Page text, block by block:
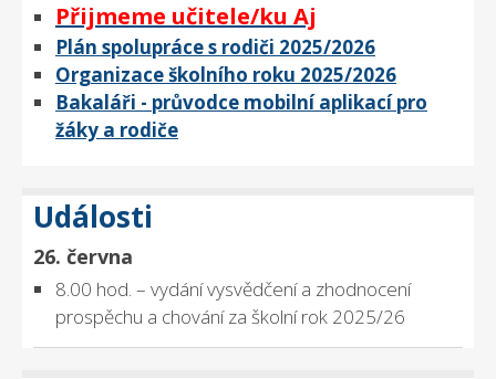
Přijmeme učitele/ku Aj
Plán spolupráce s rodiči 2025/2026
Organizace školního roku 2025/2026
Bakaláři - průvodce mobilní aplikací pro
žáky a rodiče
Události
26. června
8.00 hod. – vydání vysvědčení a zhodnocení
prospěchu a chování za školní rok 2025/26